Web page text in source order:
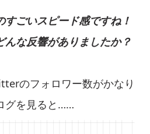
すごいスピード感ですね！
んな反響がありましたか？
のフォロワー数がかなり
グを見ると……